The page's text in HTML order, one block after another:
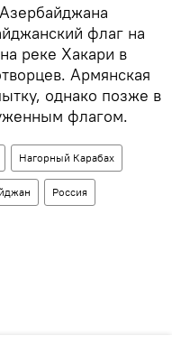
флаг на
реке Хакари в
Армянская
однако позже в
флагом.
Нагорный Карабах
Россия